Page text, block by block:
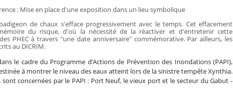
: Mise en place d'une exposition dans un lieu symbolique
de chaux s'efface progressivement avec le temps. Cet effacement
du risque, d'où la nécessité de la réactiver et d'entretenir cette
PHEC à travers "une date anniversaire" commémorative. Par ailleurs, les
au DICRIM.
le cadre du Programme d’Actions de Prévention des Inondations (PAPI),
à montrer le niveau des eaux atteint lors de la sinistre tempête Xynthia.
sont concernées par le PAPI : Port Neuf, le vieux port et le secteur du Gabut -